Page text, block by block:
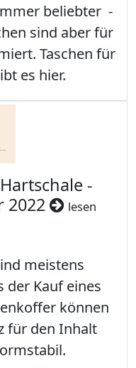
beliebter -
sind aber für
Taschen für
es hier.
-
2022
lesen
meistens
der Kauf eines
können
für den Inhalt